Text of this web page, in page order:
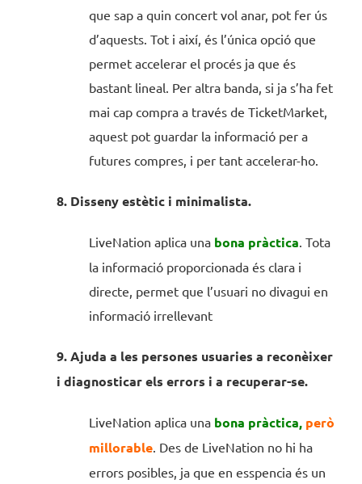
que sap a quin concert vol anar, pot fer ús
d’aquests. Tot i així, és l’única opció que
permet accelerar el procés ja que és
bastant lineal. Per altra banda, si ja s’ha fet
mai cap compra a través de TicketMarket,
aquest pot guardar la informació per a
futures compres, i per tant accelerar-ho.
8. Disseny estètic i minimalista.
LiveNation aplica una bona pràctica. Tota
la informació proporcionada és clara i
directe, permet que l’usuari no divagui en
informació irrellevant
9. Ajuda a les persones usuaries a reconèixer
i diagnosticar els errors i a recuperar-se.
LiveNation aplica una bona pràctica, però
millorable. Des de LiveNation no hi ha
errors posibles, ja que en esspencia és un